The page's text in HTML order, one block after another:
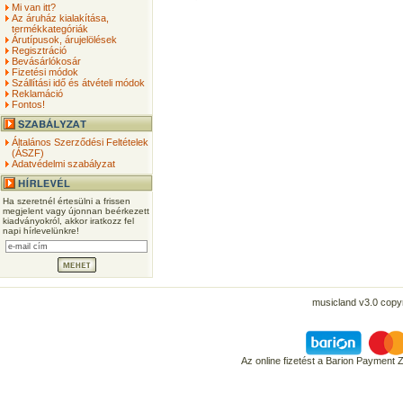
Mi van itt?
Az áruház kialakítása,
termékkategóriák
Árutípusok, árujelölések
Regisztráció
Bevásárlókosár
Fizetési módok
Szállítási idő és átvételi módok
Reklamáció
Fontos!
Általános Szerződési Feltételek
(ÁSZF)
Adatvédelmi szabályzat
Ha szeretnél értesülni a frissen
megjelent vagy újonnan beérkezett
kiadványokról, akkor iratkozz fel
napi hírlevelünkre!
musicland v3.0
Az online fizetést a Barion Payment